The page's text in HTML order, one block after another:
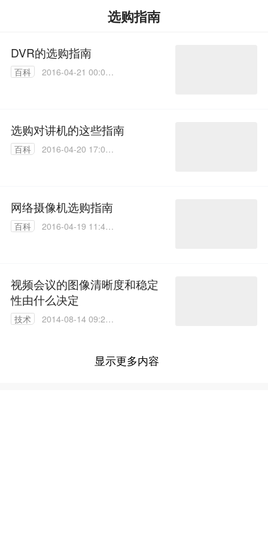
选购指南
DVR的选购指南
百科
2016-04-21 00:05:
选购对讲机的这些指南
百科
2016-04-20 17:05:
网络摄像机选购指南
百科
2016-04-19 11:47:
视频会议的图像清晰度和稳定
性由什么决定
技术
2014-08-14 09:27:
显示更多内容